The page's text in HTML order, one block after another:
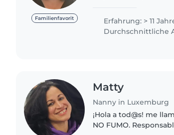
Familienfavorit
Erfahrung: > 11
Durchschnittliche
Matty
Nanny in Luxemburg
¡Hola a tod@s! me
NO FUMO.